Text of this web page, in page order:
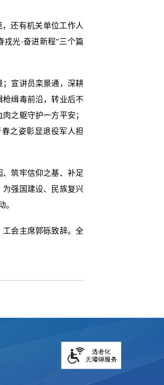
还有机关单位工作人
光·奋进新程”三个篇
；宣讲员栾景通，深耕
枪缉毒前沿，转业后不
之躯守护一方平安；
之姿彰显退役军人担
筑牢信仰之基、补足
强国建设、民族复兴
。
会主席郭砾致辞。全